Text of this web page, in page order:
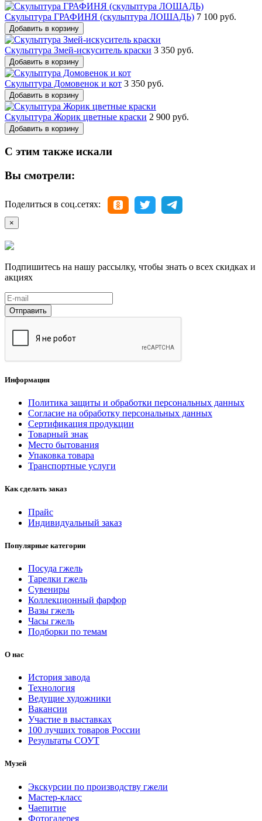
Скульптура ГРАФИНЯ (скульптура ЛОШАДЬ) 7 100 руб.
Добавить в корзину
Скульптура Змей-искуситель краски 3 350 руб.
Добавить в корзину
Скульптура Домовенок и кот 3 350 руб.
Добавить в корзину
Скульптура Жорик цветные краски 2 900 руб.
Добавить в корзину
С этим также искали
Вы смотрели:
Поделиться в соц.сетях:
×
Подпишитесь на нашу рассылку, чтобы знать о всех скидках и
акциях
Отправить
Информация
Политика защиты и обработки персональных данных
Согласие на обработку персональных данных
Сертификация продукции
Товарный знак
Место бытования
Упаковка товара
Транспортные услуги
Как сделать заказ
Прайс
Индивидуальный заказ
Популярные категории
Посуда гжель
Тарелки гжель
Сувениры
Коллекционный фарфор
Вазы гжель
Часы гжель
Подборки по темам
О нас
История завода
Технология
Ведущие художники
Вакансии
Участие в выставках
100 лучших товаров России
Результаты СОУТ
Музей
Экскурсии по производству гжели
Мастер-класс
Чаепитие
Фотогалерея